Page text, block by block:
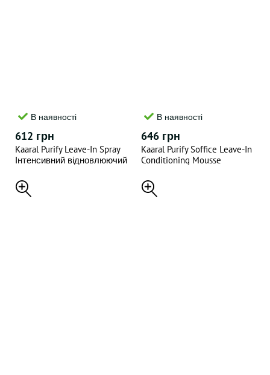
В наявності
612 грн
Kaaral Purify Leave-In Spray
Інтенсивний відновлюючий
В наявності
646 грн
Kaaral Purify Soffice Leave-In
Conditioning Mousse
мус 200 мл